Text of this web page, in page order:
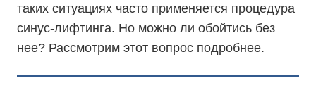
таких ситуациях часто применяется процедура
синус-лифтинга. Но можно ли обойтись без
нее? Рассмотрим этот вопрос подробнее.